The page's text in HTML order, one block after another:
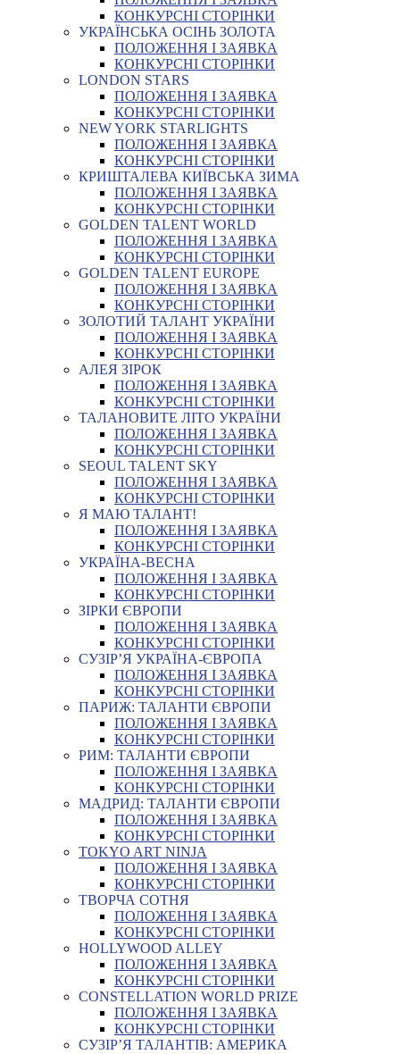
КОНКУРСНІ СТОРІНКИ
УКРАЇНСЬКА ОСІНЬ ЗОЛОТА
ПОЛОЖЕННЯ І ЗАЯВКА
КОНКУРСНІ СТОРІНКИ
LONDON STARS
ПОЛОЖЕННЯ І ЗАЯВКА
КОНКУРСНІ СТОРІНКИ
NEW YORK STARLIGHTS
ПОЛОЖЕННЯ І ЗАЯВКА
КОНКУРСНІ СТОРІНКИ
КРИШТАЛЕВА КИЇВСЬКА ЗИМА
ПОЛОЖЕННЯ І ЗАЯВКА
КОНКУРСНІ СТОРІНКИ
GOLDEN TALENT WORLD
ПОЛОЖЕННЯ І ЗАЯВКА
КОНКУРСНІ СТОРІНКИ
GOLDEN TALENT EUROPE
ПОЛОЖЕННЯ І ЗАЯВКА
КОНКУРСНІ СТОРІНКИ
ЗОЛОТИЙ ТАЛАНТ УКРАЇНИ
ПОЛОЖЕННЯ І ЗАЯВКА
КОНКУРСНІ СТОРІНКИ
АЛЕЯ ЗІРОК
ПОЛОЖЕННЯ І ЗАЯВКА
КОНКУРСНІ СТОРІНКИ
ТАЛАНОВИТЕ ЛІТО УКРАЇНИ
ПОЛОЖЕННЯ І ЗАЯВКА
КОНКУРСНІ СТОРІНКИ
SEOUL TALENT SKY
ПОЛОЖЕННЯ І ЗАЯВКА
КОНКУРСНІ СТОРІНКИ
Я МАЮ ТАЛАНТ!
ПОЛОЖЕННЯ І ЗАЯВКА
КОНКУРСНІ СТОРІНКИ
УКРАЇНА-ВЕСНА
ПОЛОЖЕННЯ І ЗАЯВКА
КОНКУРСНІ СТОРІНКИ
ЗІРКИ ЄВРОПИ
ПОЛОЖЕННЯ І ЗАЯВКА
КОНКУРСНІ СТОРІНКИ
СУЗІР’Я УКРАЇНА-ЄВРОПА
ПОЛОЖЕННЯ І ЗАЯВКА
КОНКУРСНІ СТОРІНКИ
ПАРИЖ: ТАЛАНТИ ЄВРОПИ
ПОЛОЖЕННЯ І ЗАЯВКА
КОНКУРСНІ СТОРІНКИ
РИМ: ТАЛАНТИ ЄВРОПИ
ПОЛОЖЕННЯ І ЗАЯВКА
КОНКУРСНІ СТОРІНКИ
МАДРИД: ТАЛАНТИ ЄВРОПИ
ПОЛОЖЕННЯ І ЗАЯВКА
КОНКУРСНІ СТОРІНКИ
TOKYO ART NINJA
ПОЛОЖЕННЯ І ЗАЯВКА
КОНКУРСНІ СТОРІНКИ
ТВОРЧА СОТНЯ
ПОЛОЖЕННЯ І ЗАЯВКА
КОНКУРСНІ СТОРІНКИ
HOLLYWOOD ALLEY
ПОЛОЖЕННЯ І ЗАЯВКА
КОНКУРСНІ СТОРІНКИ
CONSTELLATION WORLD PRIZE
ПОЛОЖЕННЯ І ЗАЯВКА
КОНКУРСНІ СТОРІНКИ
СУЗІР’Я ТАЛАНТІВ: АМЕРИКА